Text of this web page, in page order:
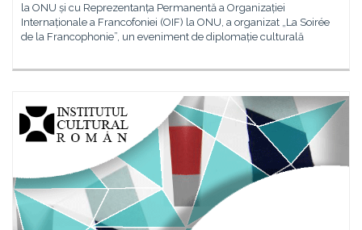
la ONU și cu Reprezentanța Permanentă a Organizației
Internaționale a Francofoniei (OIF) la ONU, a organizat „La Soirée
de la Francophonie”, un eveniment de diplomație culturală